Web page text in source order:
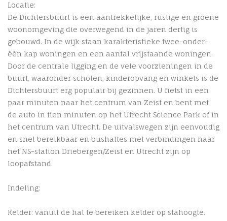
Locatie:
De Dichtersbuurt is een aantrekkelijke, rustige en groene
woonomgeving die overwegend in de jaren dertig is
gebouwd. In de wijk staan karakteristieke twee-onder-
één kap woningen en een aantal vrijstaande woningen.
Door de centrale ligging en de vele voorzieningen in de
buurt, waaronder scholen, kinderopvang en winkels is de
Dichtersbuurt erg populair bij gezinnen. U fietst in een
paar minuten naar het centrum van Zeist en bent met
de auto in tien minuten op het Utrecht Science Park of in
het centrum van Utrecht. De uitvalswegen zijn eenvoudig
en snel bereikbaar en bushaltes met verbindingen naar
het NS-station Driebergen/Zeist en Utrecht zijn op
loopafstand.
Indeling:
Kelder: vanuit de hal te bereiken kelder op stahoogte.